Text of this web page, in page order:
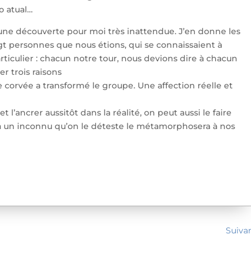
atual…
découverte pour moi très inattendue. J’en donne les
personnes que nous étions, qui se connaissaient à
: chacun notre tour, nous devions dire à chacun
trois raisons
corvée a transformé le groupe. Une affection réelle et
l’ancrer aussitôt dans la réalité, on peut aussi le faire
un inconnu qu’on le déteste le métamorphosera à nos